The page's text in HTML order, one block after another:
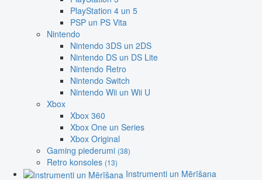
PlayStation 4 un 5
PSP un PS Vita
Nintendo
Nintendo 3DS un 2DS
Nintendo DS un DS Lite
Nintendo Retro
Nintendo Switch
Nintendo Wii un Wii U
Xbox
Xbox 360
Xbox One un Series
Xbox Original
Gaming piederumi (38)
Retro konsoles (13)
Instrumenti un Mērīšana